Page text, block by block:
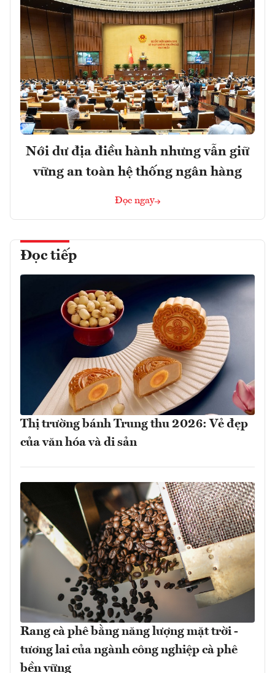
Nới dư địa điều hành nhưng vẫn giữ
vững an toàn hệ thống ngân hàng
Đọc ngay
Đọc tiếp
Thị trường bánh Trung thu 2026: Vẻ đẹp
của văn hóa và di sản
Rang cà phê bằng năng lượng mặt trời -
tương lai của ngành công nghiệp cà phê
bền vững